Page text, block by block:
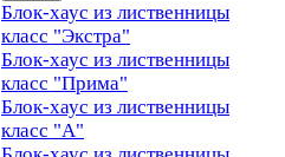
Блок-хаус из лиственницы
класс "Экстра"
Блок-хаус из лиственницы
класс "Прима"
Блок-хаус из лиственницы
класс "А"